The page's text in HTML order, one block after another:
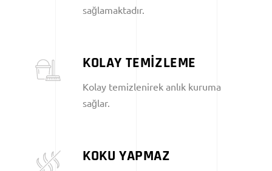
sağlamaktadır.
KOLAY TEMİZLEME
Kolay temizlenirek anlık kuruma
sağlar.
KOKU YAPMAZ